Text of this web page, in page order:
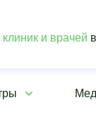
и врачей